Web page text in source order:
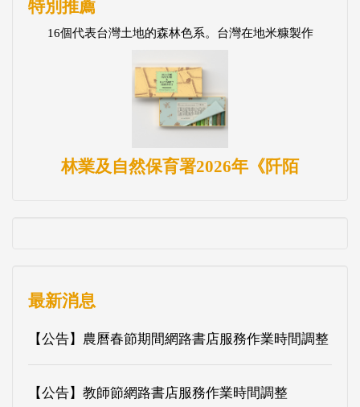
特別推薦
16個代表台灣土地的森林色系。台灣在地米糠製作
林業及自然保育署2026年《阡陌
最新消息
【公告】農曆春節期間網路書店服務作業時間調整
【公告】教師節網路書店服務作業時間調整